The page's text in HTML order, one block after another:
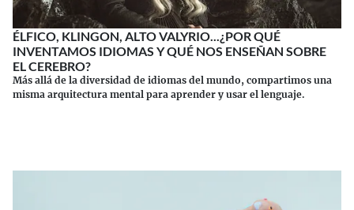
ÉLFICO, KLINGON, ALTO VALYRIO...¿POR QUÉ
INVENTAMOS IDIOMAS Y QUÉ NOS ENSEÑAN SOBRE
EL CEREBRO?
Más allá de la diversidad de idiomas del mundo, compartimos una
misma arquitectura mental para aprender y usar el lenguaje.